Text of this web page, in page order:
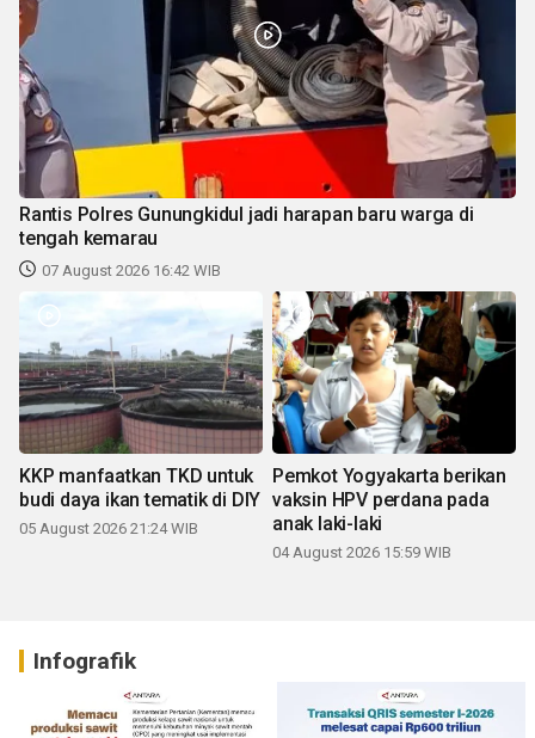
Rantis Polres Gunungkidul jadi harapan baru warga di
tengah kemarau
07 August 2026 16:42 WIB
KKP manfaatkan TKD untuk
budi daya ikan tematik di DIY
05 August 2026 21:24 WIB
Pemkot Yogyakarta berikan
vaksin HPV perdana pada
anak laki-laki
04 August 2026 15:59 WIB
Infografik